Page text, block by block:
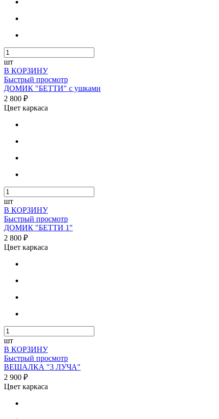
шт
В КОРЗИНУ
Быстрый просмотр
ДОМИК "БЕТТИ" с ушками
2 800 ₽
Цвет каркаса
шт
В КОРЗИНУ
Быстрый просмотр
ДОМИК "БЕТТИ 1"
2 800 ₽
Цвет каркаса
шт
В КОРЗИНУ
Быстрый просмотр
ВЕШАЛКА "3 ЛУЧА"
2 900 ₽
Цвет каркаса